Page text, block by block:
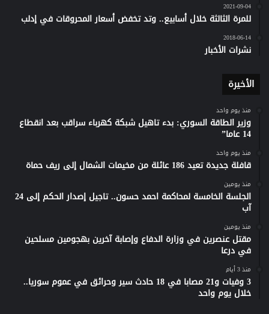
2021-09-04
للمرة الثالثة خلال أسابيع.. وتد تخفض أسعار المحروقات في إدلب
2018-06-14
نشرات الأخبار
الأخيرة
منذ يوم واحد
وزير الطاقة السوري: بدء تاهيل شبكة كهرباء سراقب بعد انقطاع
14 عاما”
منذ يوم واحد
قافلة جديدة تعيد 186 عائلة من مخيمات الشمال إلى ريف حماة
منذ يومين
الجلسة الخامسة لمحاكمة احمد حسون.. تاجيل إصدار الحكم إلى 24
آب
منذ يومين
مقتل عنصرين في وزارة الدفاع وإصابة آخرين بهجومين مسلحين
في درعا
منذ 3 أيام
3 وفيات و21 مصابا في 18 حادث سير وحرائق في عموم سوريا..
خلال يوم واحد